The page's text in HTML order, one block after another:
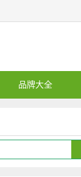
品牌大全